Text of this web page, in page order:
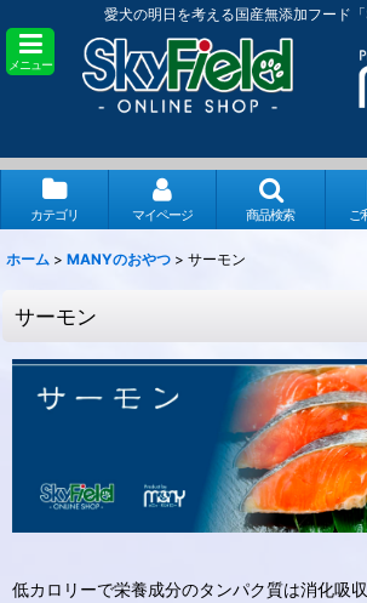
愛犬の明日を考える国産無添加フード「
メニュー
カテゴリ マイページ 商品検索 ご
ホーム > MANYのおやつ > サーモン
サーモン
低カロリーで栄養成分のタンパク質は消化吸